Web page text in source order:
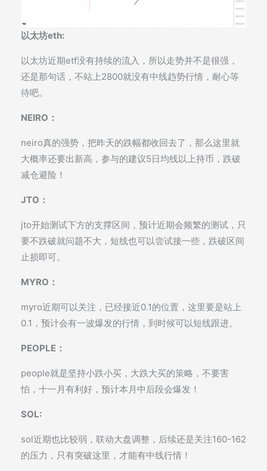
以太坊eth:
以太坊近期etf没有持续的流入，所以走势并不是很强，
还是那句话，不站上2800就没有中线趋势行情，耐心等
待吧。
NEIRO：
neiro真的强势，把昨天的跌幅都收回去了，那么这里就
大概率还要出新高，参与的建议5日均线以上持币，跌破
减仓避险！
JTO：
jto开始测试下方的支撑区间，预计近期会频繁的测试，只
要不跌破就问题不大，短线也可以尝试接一些，跌破区间
止损即可。
MYRO：
myro近期可以关注，已经接近0.1的位置，这里要是站上
0.1，预计会有一波爆发的行情，到时候可以短线跟进。
PEOPLE：
people就是坚持小跌小买，大跌大买的策略，不要害
怕，十一月有利好，预计本月中后段会爆发！
SOL:
sol近期也比较弱，联动大盘调整，后续还是关注160-162
的压力，只有突破这里，才能有中线行情！